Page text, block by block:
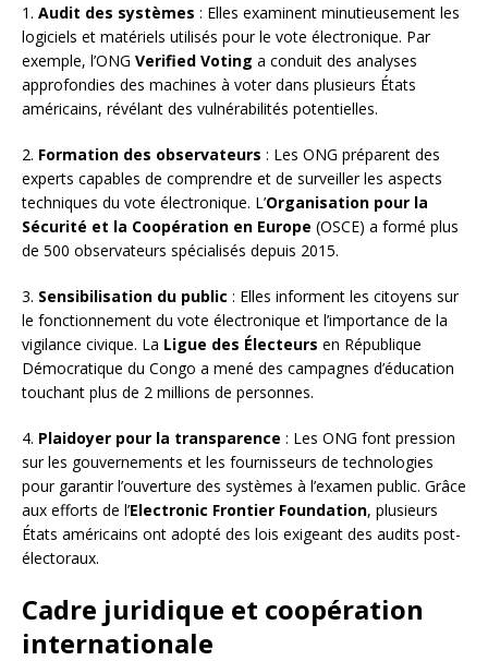
1. Audit des systèmes : Elles examinent minutieusement les
logiciels et matériels utilisés pour le vote électronique. Par
exemple, l’ONG Verified Voting a conduit des analyses
approfondies des machines à voter dans plusieurs États
américains, révélant des vulnérabilités potentielles.
2. Formation des observateurs : Les ONG préparent des
experts capables de comprendre et de surveiller les aspects
techniques du vote électronique. L’Organisation pour la
Sécurité et la Coopération en Europe (OSCE) a formé plus
de 500 observateurs spécialisés depuis 2015.
3. Sensibilisation du public : Elles informent les citoyens sur
le fonctionnement du vote électronique et l’importance de la
vigilance civique. La Ligue des Électeurs en République
Démocratique du Congo a mené des campagnes d’éducation
touchant plus de 2 millions de personnes.
4. Plaidoyer pour la transparence : Les ONG font pression
sur les gouvernements et les fournisseurs de technologies
pour garantir l’ouverture des systèmes à l’examen public. Grâce
aux efforts de l’Electronic Frontier Foundation, plusieurs
États américains ont adopté des lois exigeant des audits post-
électoraux.
Cadre juridique et coopération
internationale